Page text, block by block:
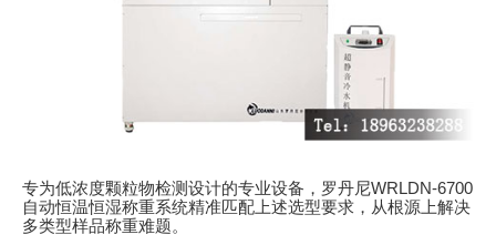
专为低浓度颗粒物检测设计的专业设备，罗丹尼WRLDN-6700
自动恒温恒湿称重系统精准匹配上述选型要求，从根源上解决
多类型样品称重难题。